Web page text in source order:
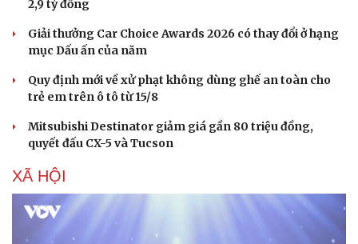
2,9 tỷ đồng
Giải thưởng Car Choice Awards 2026 có thay đổi ở hạng
mục Dấu ấn của năm
Quy định mới về xử phạt không dùng ghế an toàn cho
trẻ em trên ô tô từ 15/8
Mitsubishi Destinator giảm giá gần 80 triệu đồng,
quyết đấu CX-5 và Tucson
XÃ HỘI